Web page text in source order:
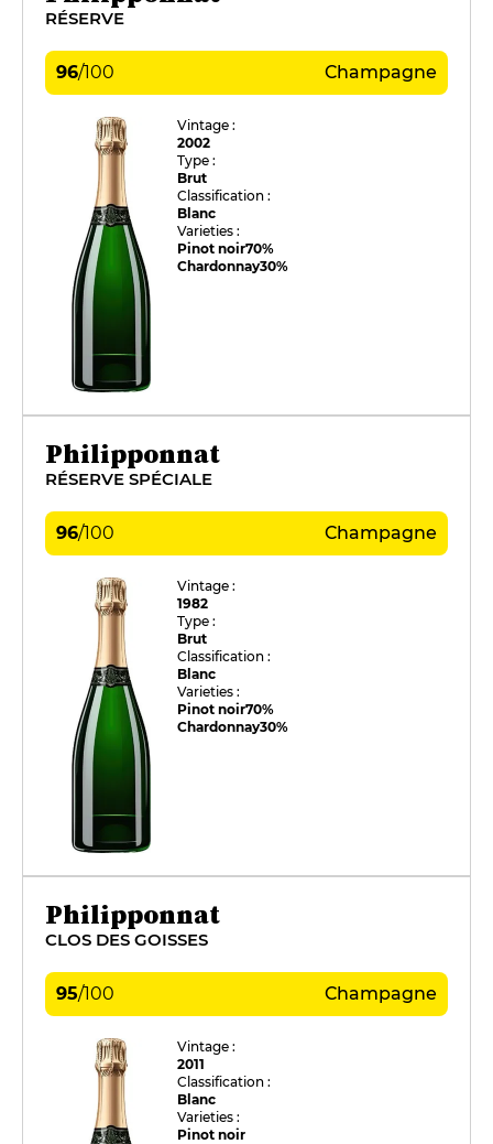
RÉSERVE
96/100 Champagne
Vintage :
2002
Type :
Brut
Classification :
Blanc
Varieties :
Pinot noir70%
Chardonnay30%
Philipponnat
RÉSERVE SPÉCIALE
96/100 Champagne
Vintage :
1982
Type :
Brut
Classification :
Blanc
Varieties :
Pinot noir70%
Chardonnay30%
Philipponnat
CLOS DES GOISSES
95/100 Champagne
Vintage :
2011
Classification :
Blanc
Varieties :
Pinot noir